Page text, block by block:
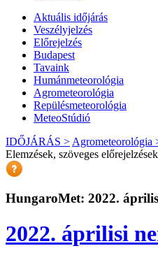
Aktuális időjárás
Veszélyjelzés
Előrejelzés
Budapest
Tavaink
Humánmeteorológia
Agrometeorológia
Repülésmeteorológia
MeteoStúdió
IDŐJÁRÁS > Agrometeorológia
Elemzések, szöveges előrejelzések
HungaroMet: 2022.
2022. áprilisi